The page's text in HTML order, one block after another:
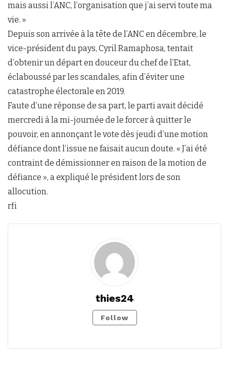
mais aussi l’ANC, l’organisation que j’ai servi toute ma
vie. »
Depuis son arrivée à la tête de l’ANC en décembre, le
vice-président du pays, Cyril Ramaphosa, tentait
d’obtenir un départ en douceur du chef de l’Etat,
éclaboussé par les scandales, afin d’éviter une
catastrophe électorale en 2019.
Faute d’une réponse de sa part, le parti avait décidé
mercredi à la mi-journée de le forcer à quitter le
pouvoir, en annonçant le vote dès jeudi d’une motion
défiance dont l’issue ne faisait aucun doute. « J’ai été
contraint de démissionner en raison de la motion de
défiance », a expliqué le président lors de son
allocution.
rfi
thies24
Follow